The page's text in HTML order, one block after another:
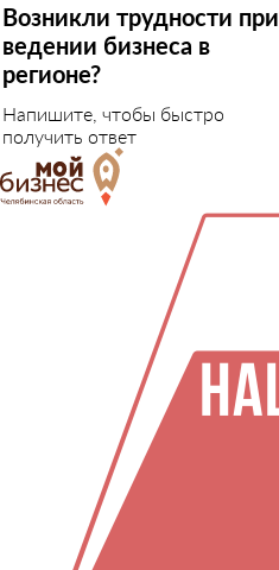
Возникли трудности при
ведении бизнеса в
регионе?
Напишите, чтобы быстро
получить ответ